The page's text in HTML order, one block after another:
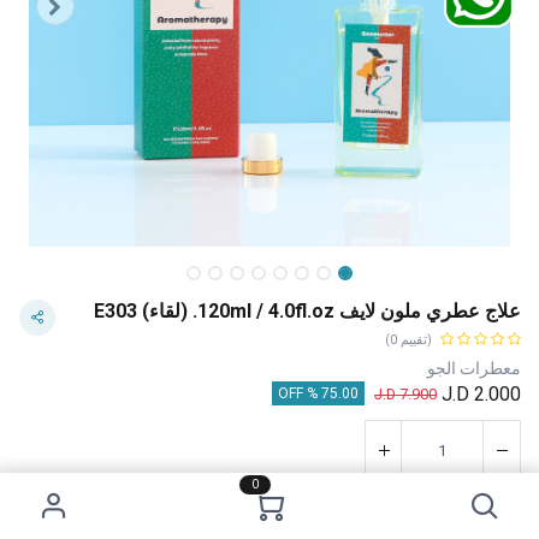
0
علاج عطري ملون لايف 120ml / 4.0fl.oz. (لقاء) E303
(تقييم 0)
معطرات الجو
2.000
7.900
J.D
75.00 % OFF
إضافة إلى عربة التسوق اشترِ الآن